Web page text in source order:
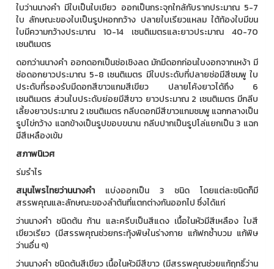
ใบว่านนางคำ มีใบเป็นใบเขียว ออกเป็นกระจุกใกล้กับรากประมาณ 5-7
ใบ ลักษณะของใบเป็นรูปหอกกว้าง ปลายใบเรียวแหลม ใต้ท้องใบมีขน
ใบมีความกว้างประมาณ 10-14 เซนติเมตรและยาวประมาณ 40-70
เซนติเมตร
ดอกว่านนางคำ ออกดอกเป็นช่อเชิงลด มักมีดอกก่อนใบงอกจากเหง้า มี
ช่อดอกยาวประมาณ 5-8 เซนติเมตร มีใบประดับที่ปลายช่อมีสีชมพู ใบ
ประดับที่รองรับมีดอกสีขาวแกมสีเขียว ปลายโค้งยาวได้ถึง 6
เซนติเมตร ส่วนใบประดับย่อยมีสีขาว ยาวประมาณ 2 เซนติเมตร มีกลีบ
เลี้ยงยาวประมาณ 2 เซนติเมตร กลีบดอกมีสีขาวแกมชมพู แฉกกลางเป็น
รูปไข่กว้าง แฉกข้างเป็นรูปขอบขนาน กลีบปากเป็นรูปโล่แยกเป็น 3 แฉก
มีสีเหลืองเข้ม
สภาพนิเวศ
ร่มรำไร
สมุนไพรไทยว่านนางคำ แบ่งออกเป็น 3 ชนิด โดยแต่ละชนิดก็มี
สรรพคุณและลักษณะของลำต้นที่แตกต่างกันออกไป ซึ่งได้แก่
ว่านนางคำ ชนิดต้น ก้าน และครีบเป็นสีแดง เนื้อในหัวมีสีเหลือง ใบสี
เขียวเรียว (มีสรรพคุณช่วยกระทุ้งพิษในร่างกาย แก้ฟกช้ำบวม แก้พิษ
ว่านอื่น ๆ)
ว่านนางคำ ชนิดต้นสีเขียว เนื้อในหัวมีสีขาว (มีสรรพคุณช่วยแก้ฤทธิ์ว่าน